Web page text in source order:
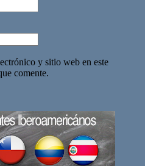
y sitio web en este
comente.